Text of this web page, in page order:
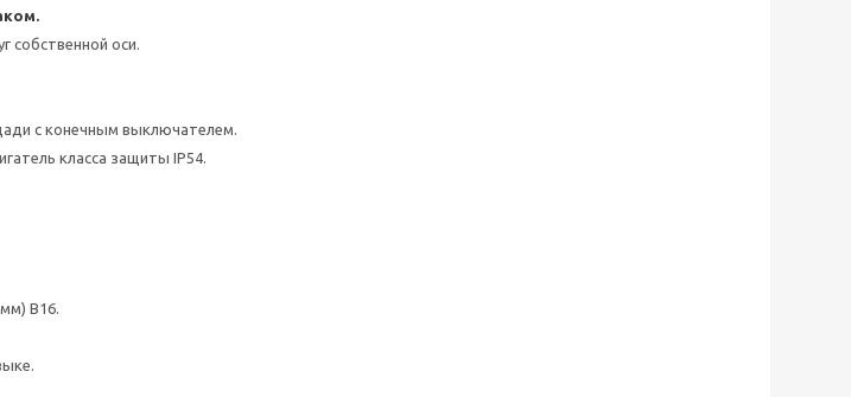
собственной оси.
с конечным выключателем.
класса защиты IP54.
В16.